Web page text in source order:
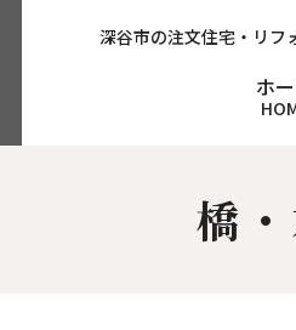
ホ
深谷市の注文住宅・リフ
橋